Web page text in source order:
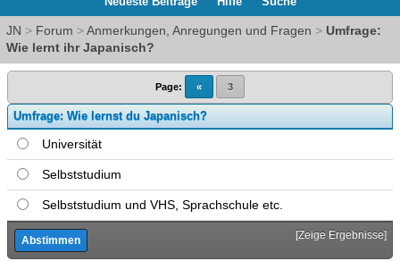
JN > Forum >Anmerkungen, Anregungen und Fragen > Umfrage:
Wie lernt ihr Japanisch?
Page: « 3
Umfrage: Wie lernst du Japanisch?
Universität
Selbststudium
Selbststudium und VHS, Sprachschule etc.
[Zeige Ergebnisse]